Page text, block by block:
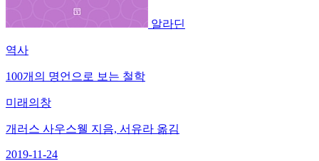
알라딘
역사
100개의 명언으로 보는 철학
미래의창
개러스 사우스웰 지음, 서유라 옮김
2019-11-24